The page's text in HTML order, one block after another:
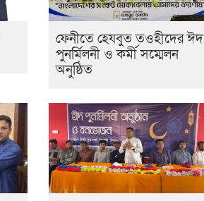
ফেনীতে হেযবুত তওহীদের ঈদ
পুনর্মিলনী ও কর্মী সম্মেলন
অনুষ্ঠিত